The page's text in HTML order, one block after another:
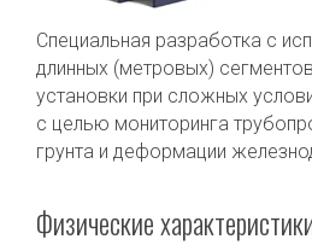
Специальная разработка с
длинных (метровых)
установки при сложных
с целью мониторинга
грунта и деформации
Физические